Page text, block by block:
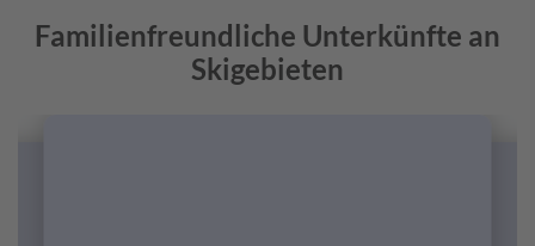
Familienfreundliche Unterkünfte an
Skigebieten